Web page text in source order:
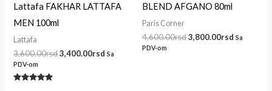
Lattafa FAKHAR LATTAFA
MEN 100ml
Lattafa
3,600.00rsd3,400.00rsd Sa
PDV-om
BLEND AFGANO 80ml
Paris Corner
4,600.00rsd3,800.00rsd Sa
PDV-om